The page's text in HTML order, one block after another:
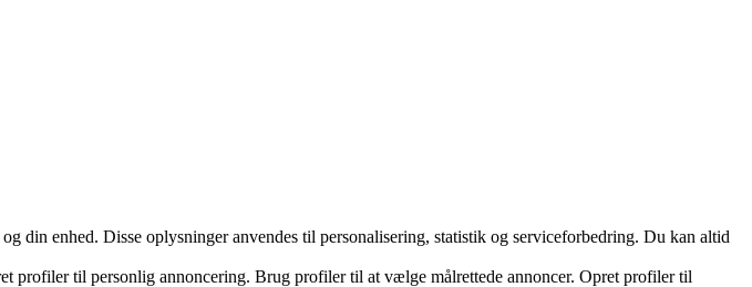
din enhed. Disse oplysninger anvendes til personalisering, statistik og serviceforbedring. Du kan altid
profiler til personlig annoncering. Brug profiler til at vælge målrettede annoncer. Opret profiler til